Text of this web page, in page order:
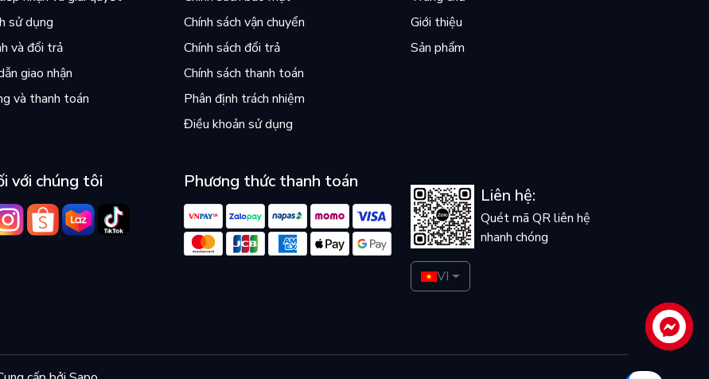
sử dụng
và đổi trả
giao nhận
và thanh toán
Chính sách vận chuyển
Chính sách đổi trả
Chính sách thanh toán
Phân định trách nhiệm
Điều khoản sử dụng
Giới thiệu
Sản phẩm
với chúng tôi Phương thức thanh toán
Liên hệ:
Quét mã QR liên hệ
nhanh chóng
VI
Liên hệ